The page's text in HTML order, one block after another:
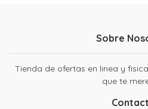
Sobre
Tienda de ofertas en linea y
que te